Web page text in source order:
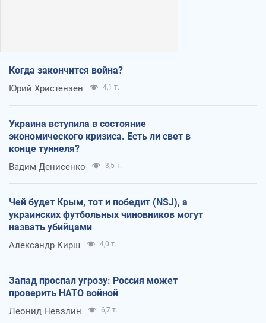
Когда закончится война?
Юрий Христензен 4,1 т.
Украина вступила в состояние
экономического кризиса. Есть ли свет в
конце туннеля?
Вадим Денисенко 3,5 т.
Чей будет Крым, тот и победит (NSJ), а
украинских футбольных чиновников могут
назвать убийцами
Александр Кирш 4,0 т.
Запад проспал угрозу: Россия может
проверить НАТО войной
Леонид Невзлин 6,7 т.